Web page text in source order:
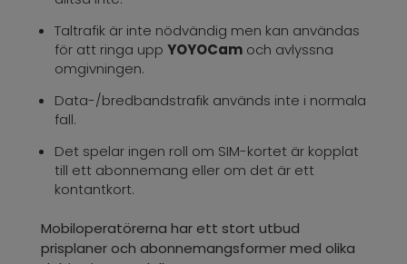
Taltrafik är inte nödvändig men kan användas
för att ringa upp YOYOCamoch avlyssna
omgivningen.
Data-/bredbandstrafik används inte i normala
fall.
Det spelar ingen roll om SIM-kortet är kopplat
till ett abonnemang eller om det är ett
kontantkort.
Mobiloperatörerna har ett stort utbud
prisplaner och abonnemangsformer med olika